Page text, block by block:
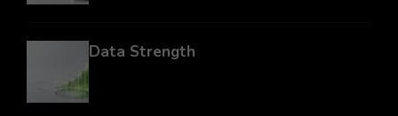
Data Strength